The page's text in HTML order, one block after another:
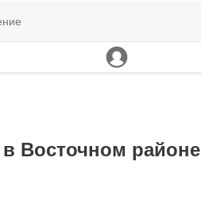
Восточном районе